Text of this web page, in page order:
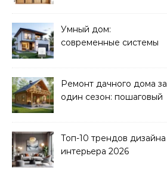
Умный дом:
современные системы
Ремонт дачного дома за
один сезон: пошаговый
Топ-10 трендов дизайна
интерьера 2026